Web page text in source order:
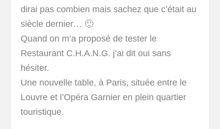
dirai pas combien mais sachez que c’était au
siècle dernier… 🙂
Quand on m’a proposé de tester le
Restaurant C.H.A.N.G. j’ai dit oui sans
hésiter.
Une nouvelle table, à Paris, située entre le
Louvre et l’Opéra Garnier en plein quartier
touristique.